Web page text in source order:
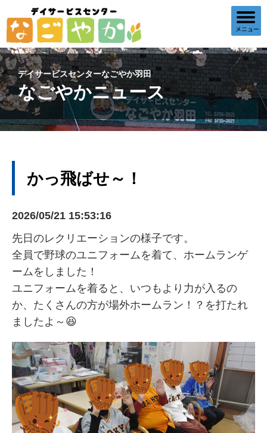
デイサービスセンターなごやか羽田
なごやかニュース
かっ飛ばせ～！
2026/05/21 15:53:16
先日のレクリエーションの様子です。
全員で野球のユニフォームを着て、ホームランゲ
ームをしました！
ユニフォームを着ると、いつもより力が入るの
か、たくさんの方が場外ホームラン！？を打たれ
ましたよ～😆